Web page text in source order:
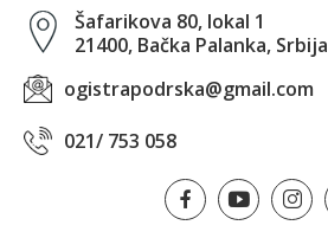
Šafarikova 80, lokal 1
21400, Bačka Palanka, Srbija
ogistrapodrska@gmail.com
021/ 753 058